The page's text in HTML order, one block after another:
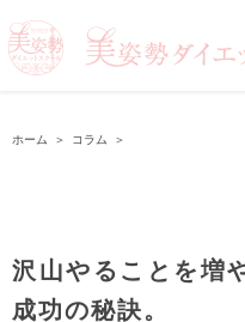
ホーム ＞ コラム ＞
沢山やることを増
成功の秘訣。